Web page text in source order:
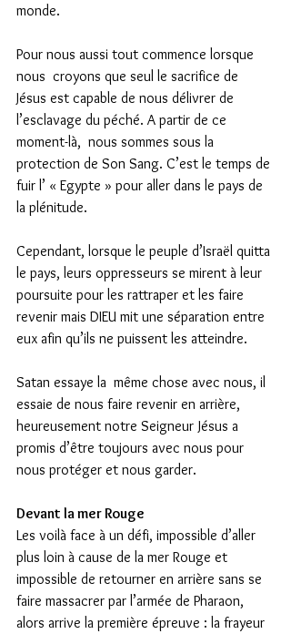
monde.
Pour nous aussi tout commence lorsque
nous  croyons que seul le sacrifice de
Jésus est capable de nous délivrer de
l’esclavage du péché. A partir de ce
moment-là,  nous sommes sous la
protection de Son Sang. C’est le temps de
fuir l’ « Egypte » pour aller dans le pays de
la plénitude.
Cependant, lorsque le peuple d’Israël quitta
le pays, leurs oppresseurs se mirent à leur
poursuite pour les rattraper et les faire
revenir mais DIEU mit une séparation entre
eux afin qu’ils ne puissent les atteindre.
Satan essaye la  même chose avec nous, il
essaie de nous faire revenir en arrière,
heureusement notre Seigneur Jésus a
promis d’être toujours avec nous pour
nous protéger et nous garder.
Devant la mer Rouge
Les voilà face à un défi, impossible d’aller
plus loin à cause de la mer Rouge et
impossible de retourner en arrière sans se
faire massacrer par l’armée de Pharaon,
alors arrive la première épreuve : la frayeur